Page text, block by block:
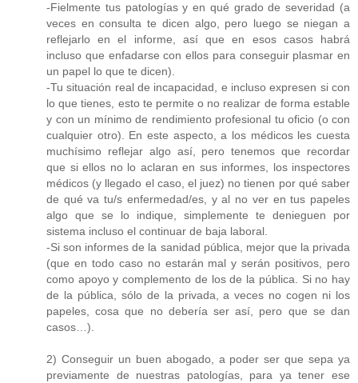
-Fielmente tus patologías y en qué grado de severidad (a
veces en consulta te dicen algo, pero luego se niegan a
reflejarlo en el informe, así que en esos casos habrá
incluso que enfadarse con ellos para conseguir plasmar en
un papel lo que te dicen).
-Tu situación real de incapacidad, e incluso expresen si con
lo que tienes, esto te permite o no realizar de forma estable
y con un mínimo de rendimiento profesional tu oficio (o con
cualquier otro). En este aspecto, a los médicos les cuesta
muchísimo reflejar algo así, pero tenemos que recordar
que si ellos no lo aclaran en sus informes, los inspectores
médicos (y llegado el caso, el juez) no tienen por qué saber
de qué va tu/s enfermedad/es, y al no ver en tus papeles
algo que se lo indique, simplemente te denieguen por
sistema incluso el continuar de baja laboral.
-Si son informes de la sanidad pública, mejor que la privada
(que en todo caso no estarán mal y serán positivos, pero
como apoyo y complemento de los de la pública. Si no hay
de la pública, sólo de la privada, a veces no cogen ni los
papeles, cosa que no debería ser así, pero que se dan
casos…).
2) Conseguir un buen abogado, a poder ser que sepa ya
previamente de nuestras patologías, para ya tener ese